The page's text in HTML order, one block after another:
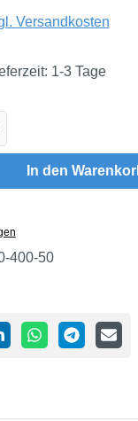
Versandkosten
1-3 Tage
Gib den
In den
400-50